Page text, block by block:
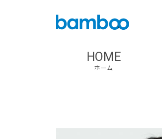
HOME
ホーム